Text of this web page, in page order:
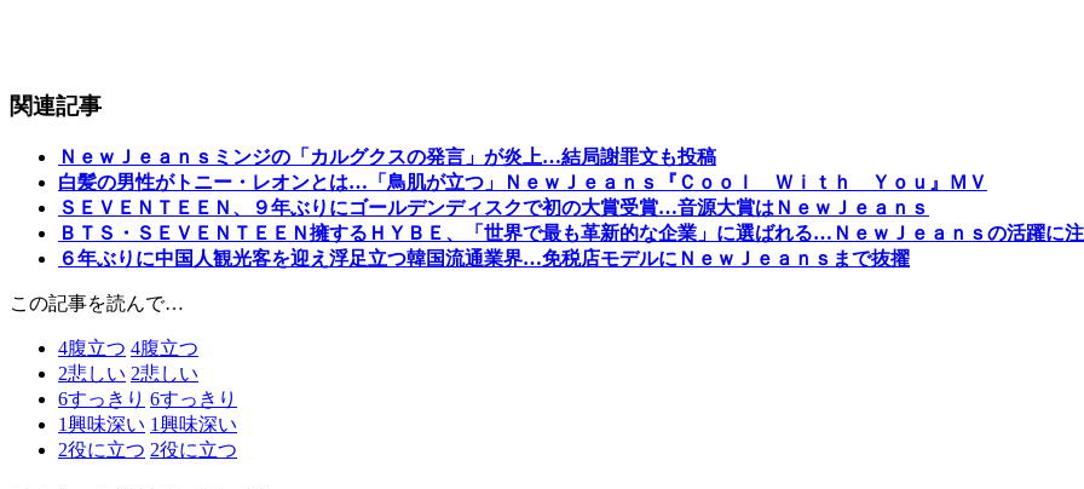
関連記事
ＮｅｗＪｅａｎｓミンジの「カルグクスの発言」が炎上…結局謝罪文も投稿
白髪の男性がトニー・レオンとは…「鳥肌が立つ」ＮｅｗＪｅａｎｓ『Ｃｏｏｌ Ｗｉｔｈ Ｙｏｕ』ＭＶ
ＳＥＶＥＮＴＥＥＮ、９年ぶりにゴールデンディスクで初の大賞受賞…音源大賞はＮｅｗＪｅａｎｓ
ＢＴＳ・ＳＥＶＥＮＴＥＥＮ擁するＨＹＢＥ、「世界で最も革新的な企業」に選ばれる…ＮｅｗＪｅａｎｓの活躍に
６年ぶりに中国人観光客を迎え浮足立つ韓国流通業界…免税店モデルにＮｅｗＪｅａｎｓまで抜擢
この記事を読んで…
4腹立つ 4腹立つ
2悲しい 2悲しい
6すっきり 6すっきり
1興味深い 1興味深い
2役に立つ 2役に立つ